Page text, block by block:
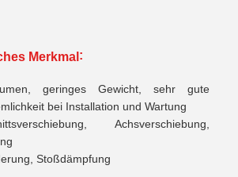
Merkmal :
geringes Gewicht, sehr gute
bei Installation und Wartung
Achsverschiebung,
Stoßdämpfung